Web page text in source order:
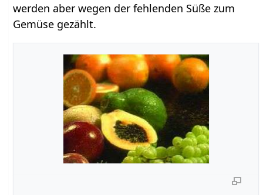
werden aber wegen der fehlenden Süße zum
Gemüse gezählt.